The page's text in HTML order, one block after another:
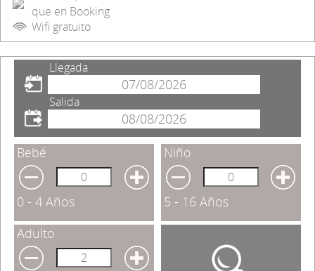
que en Booking
Wifi gratuito
Llegada
Salida
Bebé
0 - 4 Años
Niño
5 - 16 Años
Adulto